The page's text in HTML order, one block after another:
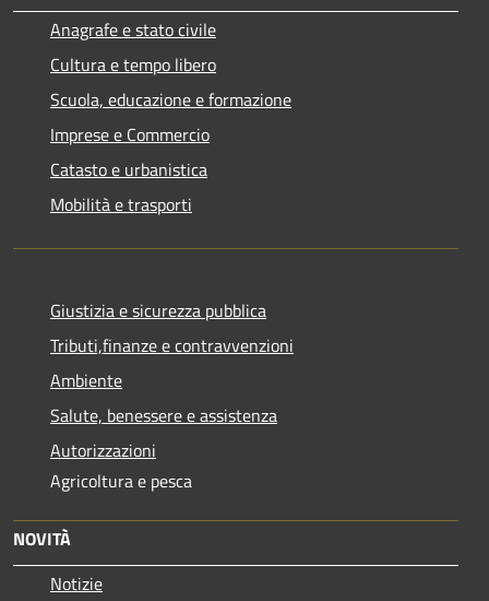
Anagrafe e stato civile
Cultura e tempo libero
Scuola, educazione e formazione
Imprese e Commercio
Catasto e urbanistica
Mobilità e trasporti
Giustizia e sicurezza pubblica
Tributi,finanze e contravvenzioni
Ambiente
Salute, benessere e assistenza
Autorizzazioni
Agricoltura e pesca
NOVITÀ
Notizie